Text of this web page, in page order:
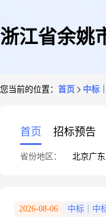
浙江省余姚
您当前的位置： 首页 中标
首页 招标预告
省份地区： 北京广东
2026-08-06 中标｜中